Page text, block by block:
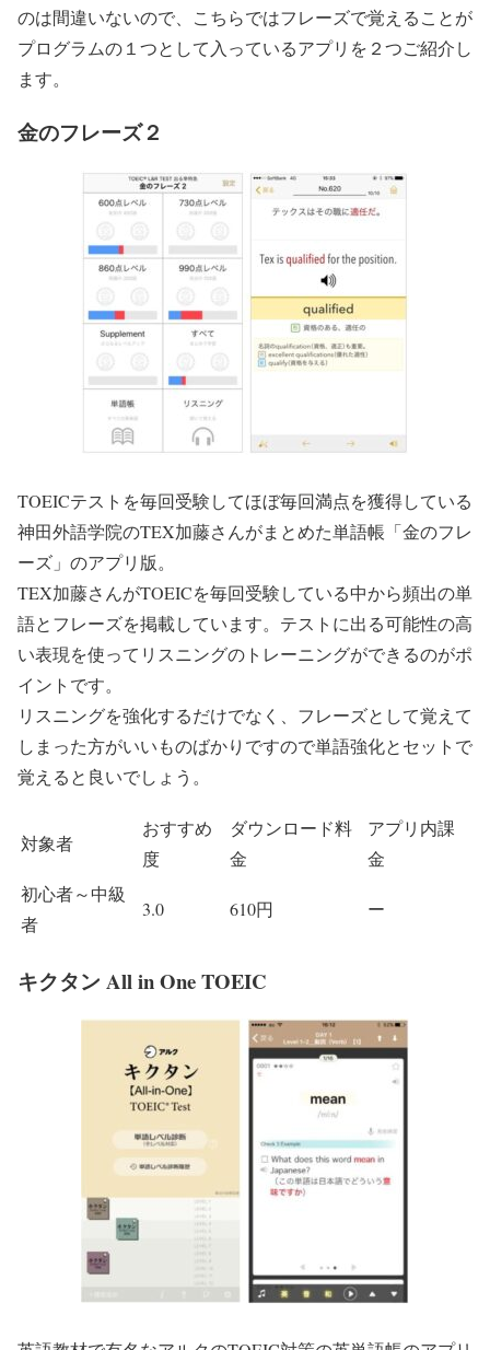
のは間違いないので、こちらではフレーズで覚えることが
プログラムの１つとして入っているアプリを２つご紹介し
ます。
金のフレーズ２
TOEICテストを毎回受験してほぼ毎回満点を獲得している
神田外語学院のTEX加藤さんがまとめた単語帳「金のフレ
ーズ」のアプリ版。
TEX加藤さんがTOEICを毎回受験している中から頻出の単
語とフレーズを掲載しています。テストに出る可能性の高
い表現を使ってリスニングのトレーニングができるのがポ
イントです。
リスニングを強化するだけでなく、フレーズとして覚えて
しまった方がいいものばかりですので単語強化とセットで
覚えると良いでしょう。
対象者
おすすめ
度
ダウンロード料
金
アプリ内課
金
初心者～中級
者
3.0 610円 ー
キクタン All in One TOEIC